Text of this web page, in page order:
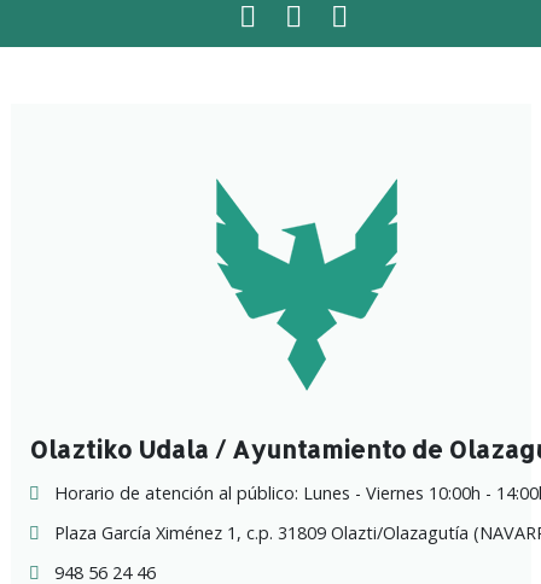
FacebookTwitterInstagram
Olaztiko Udala / Ayuntamiento de
Horario de atención al público: Lunes - Viernes 10:00h -
Plaza García Ximénez 1, c.p. 31809 Olazti/Olazagutía
948 56 24 46